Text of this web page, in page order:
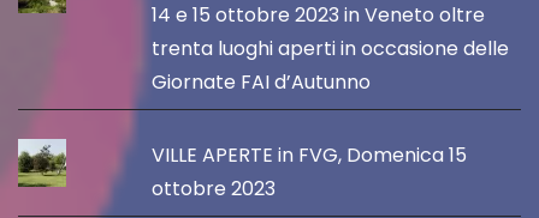
14 e 15 ottobre 2023 in Veneto oltre
trenta luoghi aperti in occasione delle
Giornate FAI d’Autunno
VILLE APERTE in FVG, Domenica 15
ottobre 2023